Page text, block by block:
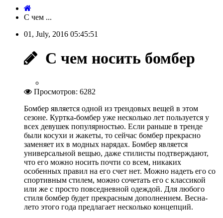
С чем ...
01, July, 2016 05:45:51
С чем носить бомбер
Просмотров: 6282
Бомбер является одной из трендовых вещей в этом
сезоне. Куртка-бомбер уже несколько лет пользуется у
всех девушек популярностью. Если раньше в тренде
были косухи и жакеты, то сейчас бомбер прекрасно
заменяет их в модных нарядах. Бомбер является
универсальной вещью, даже стилисты подтверждают,
что его можно носить почти со всем, никаких
особенных правил на его счет нет. Можно надеть его со
спортивным стилем, можно сочетать его с классикой
или же с просто повседневной одеждой. Для любого
стиля бомбер будет прекрасным дополнением. Весна-
лето этого года предлагает несколько концепций.